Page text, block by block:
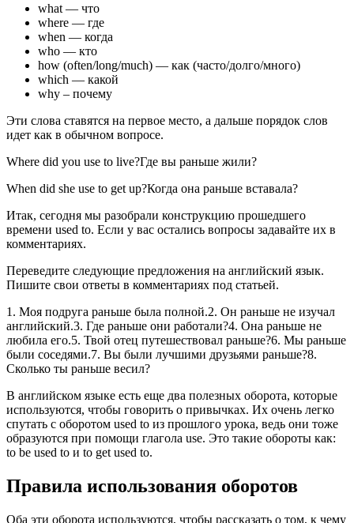
what — что
where — где
when — когда
who — кто
how (often/long/much) — как (часто/долго/много)
which — какой
why – почему
Эти слова ставятся на первое место, а дальше порядок слов
идет как в обычном вопросе.
Where did you use to live?Где вы раньше жили?
When did she use to get up?Когда она раньше вставала?
Итак, сегодня мы разобрали конструкцию прошедшего
времени used to. Если у вас остались вопросы задавайте их в
комментариях.
Переведите следующие предложения на английский язык.
Пишите свои ответы в комментариях под статьей.
1. Моя подруга раньше была полной.2. Он раньше не изучал
английский.3. Где раньше они работали?4. Она раньше не
любила его.5. Твой отец путешествовал раньше?6. Мы раньше
были соседями.7. Вы были лучшими друзьями раньше?8.
Сколько ты раньше весил?
В английском языке есть еще два полезных оборота, которые
используются, чтобы говорить о привычках. Их очень легко
спутать с оборотом used to из прошлого урока, ведь они тоже
образуются при помощи глагола use. Это такие обороты как:
to be used to и to get used to.
Правила использования оборотов
Оба эти оборота используются, чтобы рассказать о том, к чему